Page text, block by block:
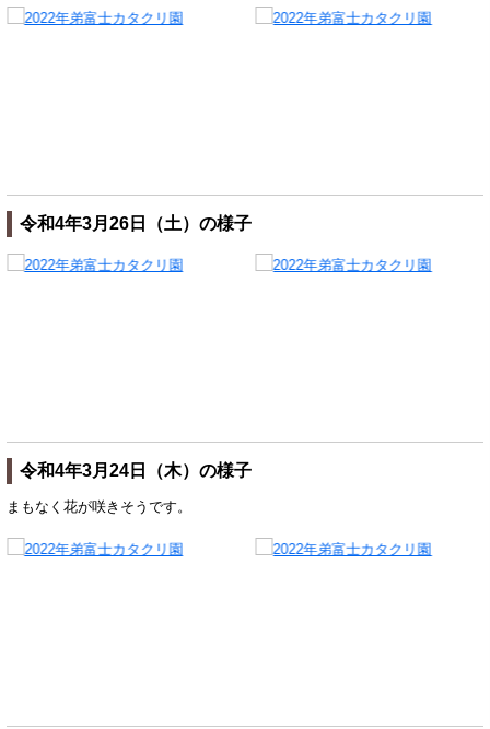
令和4年3月26日（土）の様子
令和4年3月24日（木）の様子
まもなく花が咲きそうです。